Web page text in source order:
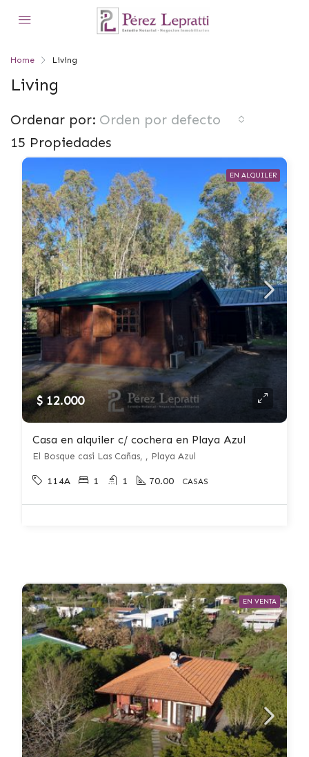
Home Living
Living
15 Propiedades
Ordenar por: Orden por defecto
EN ALQUILER
$ 12.000
Casa en alquiler c/ cochera en Playa Azul
El Bosque casi Las Cañas, , Playa Azul
114A 1 1 70.00 CASAS
EN VENTA